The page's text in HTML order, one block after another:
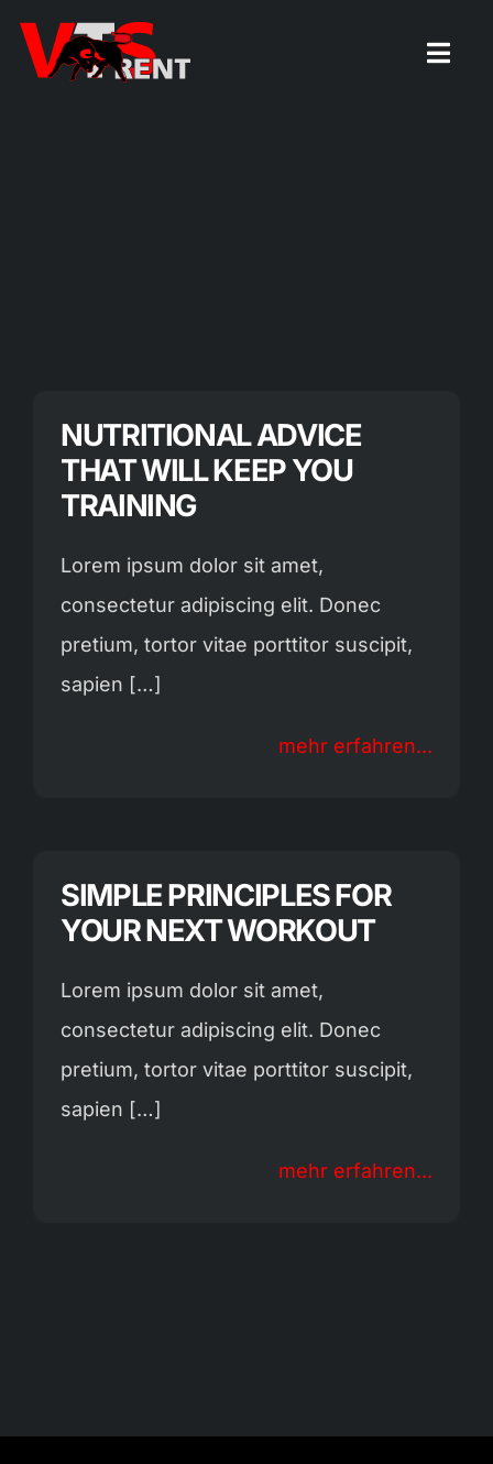
Zum
Inhalt
NUTRITIONAL ADVICE
THAT WILL KEEP YOU
TRAINING
Lorem ipsum dolor sit amet,
consectetur adipiscing elit. Donec
pretium, tortor vitae porttitor suscipit,
sapien […]
mehr erfahren...
SIMPLE PRINCIPLES FOR
YOUR NEXT WORKOUT
Lorem ipsum dolor sit amet,
consectetur adipiscing elit. Donec
pretium, tortor vitae porttitor suscipit,
sapien […]
mehr erfahren...